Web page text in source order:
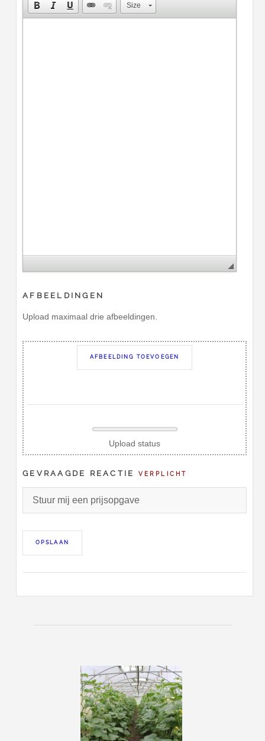
Size
AFBEELDINGEN
Upload maximaal drie afbeeldingen.
AFBEELDING TOEVOEGEN
Upload status
GEVRAAGDE REACTIE VERPLICHT